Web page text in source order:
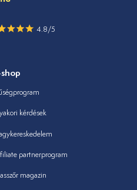
4.8/5
kérdések
partnerprogram
magazin